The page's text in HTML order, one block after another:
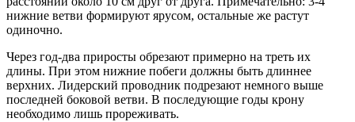
нижние ветви формируют ярусом, остальные же растут
одиночно.
Через год-два приросты обрезают примерно на треть их
длины. При этом нижние побеги должны быть длиннее
верхних. Лидерский проводник подрезают немного выше
последней боковой ветви. В последующие годы крону
необходимо лишь прореживать.